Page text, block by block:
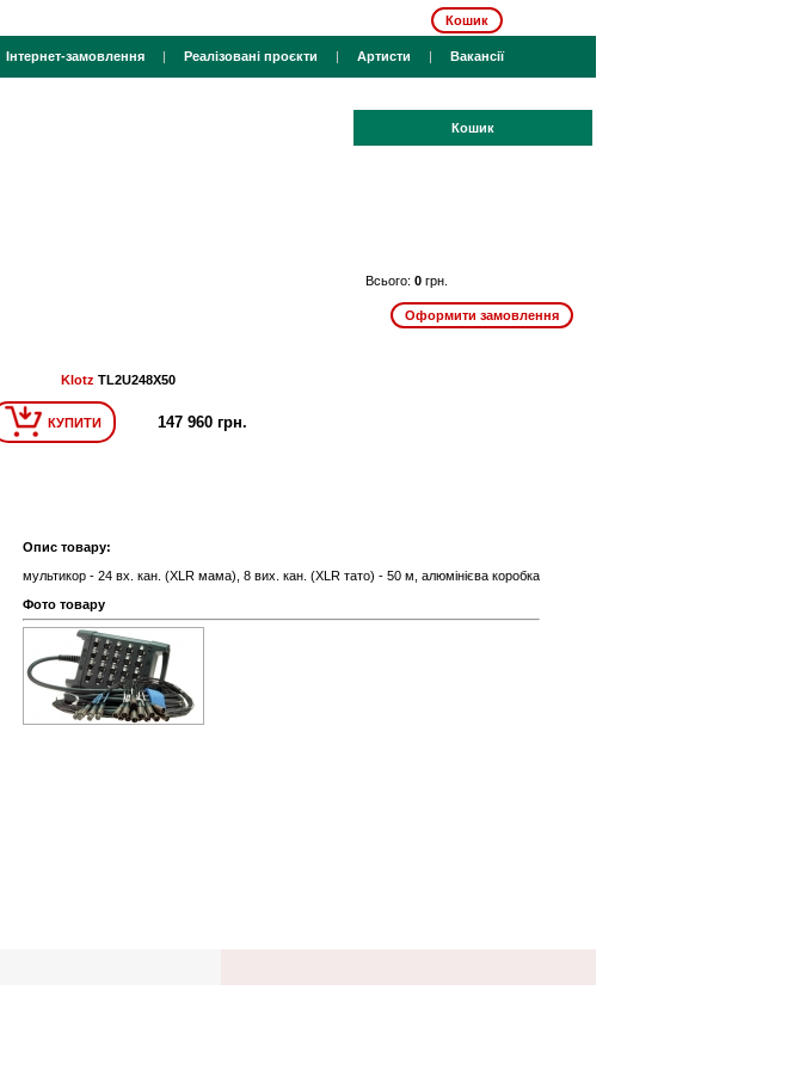
Кошик
Інтернет-замовлення | Реалізовані проєкти | Артисти | Вакансії
Кошик
Всього: 0 грн.
Klotz TL2U248X50
КУПИТИ 147 960 грн.
Опис товару:
мультикор - 24 вх. кан. (XLR мама), 8 вих. кан. (XLR тато) - 50 м, алюмінієва коробка
Фото товару